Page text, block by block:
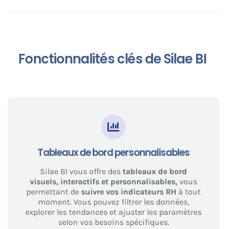
Fonctionnalités clés de Silae BI
Tableaux de bord personnalisables
Silae BI vous offre des tableaux de bord
visuels, interactifs et personnalisables, vous
permettant de suivre vos indicateurs RH à tout
moment. Vous pouvez filtrer les données,
explorer les tendances et ajuster les paramètres
selon vos besoins spécifiques.